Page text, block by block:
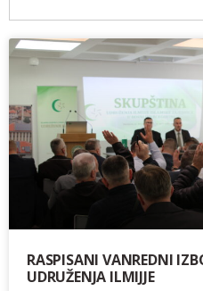
RASPISANI VANREDNI
UDRUŽENJA ILMIJJE